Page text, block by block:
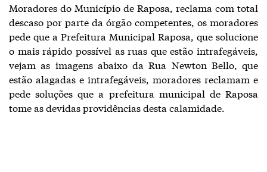
Moradores do Município de Raposa, reclama com total
descaso por parte da órgão competentes, os moradores
pede que a Prefeitura Municipal Raposa, que solucione
o mais rápido possível as ruas que estão intrafegáveis,
vejam as imagens abaixo da Rua Newton Bello, que
estão alagadas e intrafegáveis, moradores reclamam e
pede soluções que a prefeitura municipal de Raposa
tome as devidas providências desta calamidade.